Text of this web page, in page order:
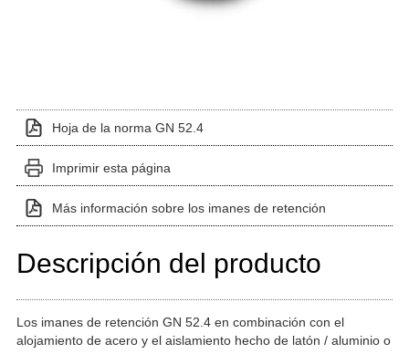
Hoja de la norma GN 52.4
Imprimir esta página
Más información sobre los imanes de retención
Descripción del producto
Los imanes de retención GN 52.4 en combinación con el
alojamiento de acero y el aislamiento hecho de latón / aluminio o